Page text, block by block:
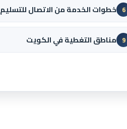
6 خطوات الخدمة من الاتصال للتسليم
9 مناطق التغطية في الكويت